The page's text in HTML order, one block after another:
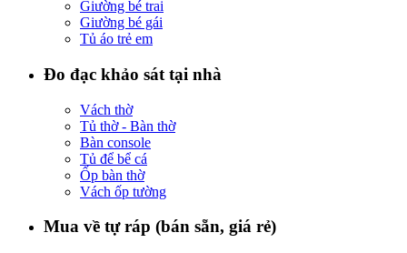
Giường bé trai
Giường bé gái
Tủ áo trẻ em
Đo đạc khảo sát tại nhà
Vách thờ
Tủ thờ - Bàn thờ
Bàn console
Tủ để bể cá
Ốp bàn thờ
Vách ốp tường
Mua về tự ráp (bán sẵn, giá rẻ)